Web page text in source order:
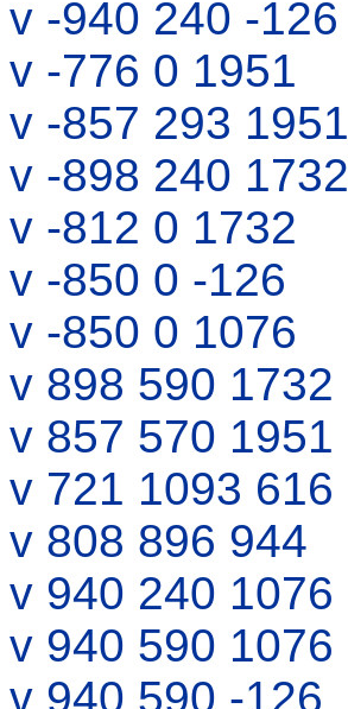
v -940 240 -126
v -776 0 1951
v -857 293 1951
v -898 240 1732
v -812 0 1732
v -850 0 -126
v -850 0 1076
v 898 590 1732
v 857 570 1951
v 721 1093 616
v 808 896 944
v 940 240 1076
v 940 590 1076
v 940 590 -126